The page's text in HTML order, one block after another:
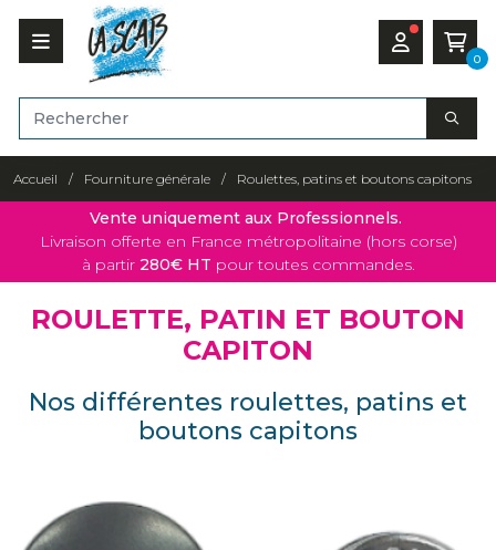
0
Accueil Fourniture générale Roulettes, patins et boutons capitons
Vente uniquement aux Professionnels.
Livraison offerte en France métropolitaine (hors corse)
à partir 280€ HT pour toutes commandes.
ROULETTE, PATIN ET BOUTON
CAPITON
Nos différentes roulettes, patins et
boutons capitons